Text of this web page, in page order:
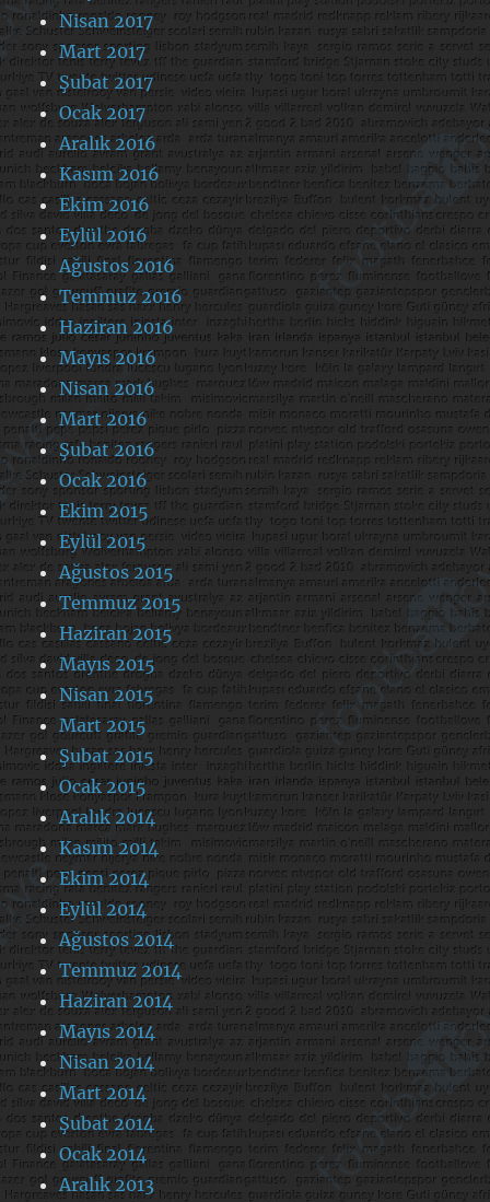
Nisan 2017
Mart 2017
Şubat 2017
Ocak 2017
Aralık 2016
Kasım 2016
Ekim 2016
Eylül 2016
Ağustos 2016
Temmuz 2016
Haziran 2016
Mayıs 2016
Nisan 2016
Mart 2016
Şubat 2016
Ocak 2016
Ekim 2015
Eylül 2015
Ağustos 2015
Temmuz 2015
Haziran 2015
Mayıs 2015
Nisan 2015
Mart 2015
Şubat 2015
Ocak 2015
Aralık 2014
Kasım 2014
Ekim 2014
Eylül 2014
Ağustos 2014
Temmuz 2014
Haziran 2014
Mayıs 2014
Nisan 2014
Mart 2014
Şubat 2014
Ocak 2014
Aralık 2013